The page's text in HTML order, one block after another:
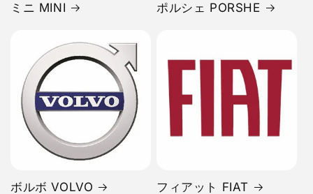
ミニ MINI ポルシェ PORSHE
ボルボ VOLVO フィアット FIAT